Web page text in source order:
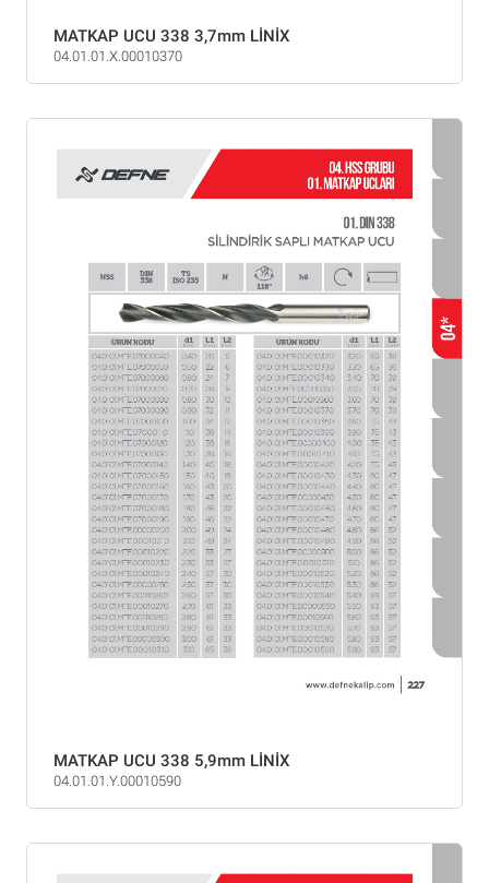
MATKAP UCU 338 3,7mm LİNİX
04.01.01.X.00010370
MATKAP UCU 338 5,9mm LİNİX
04.01.01.Y.00010590